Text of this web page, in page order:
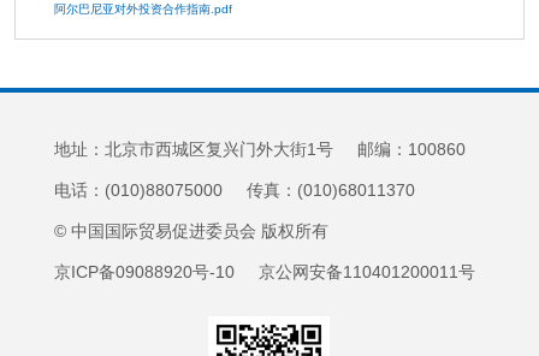
阿尔巴尼亚对外投资合作指南.pdf
地址：北京市西城区复兴门外大街1号 邮编：100860
电话：(010)88075000 传真：(010)68011370
© 中国国际贸易促进委员会 版权所有
京ICP备09088920号-10 京公网安备110401200011号